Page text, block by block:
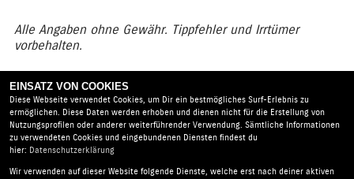
Alle Angaben ohne Gewähr. Tippfehler und Irrtümer
vorbehalten.
ZURÜCK TEILEN
EINSATZ VON COOKIES
Diese Webseite verwendet Cookies, um Dir ein bestmögliches Surf-Erlebnis zu
ermöglichen. Diese Daten werden erhoben und dienen nicht für die Erstellung von
Nutzungsprofilen oder anderer weiterführender Verwendung. Sämtliche Informationen
zu verwendeten Cookies und eingebundenen Diensten findest du
hier: Datenschutzerklärung
Wir verwenden auf dieser Website folgende Dienste, welche erst nach deiner aktiven